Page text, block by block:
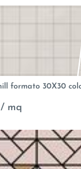
formato 30X30
mq